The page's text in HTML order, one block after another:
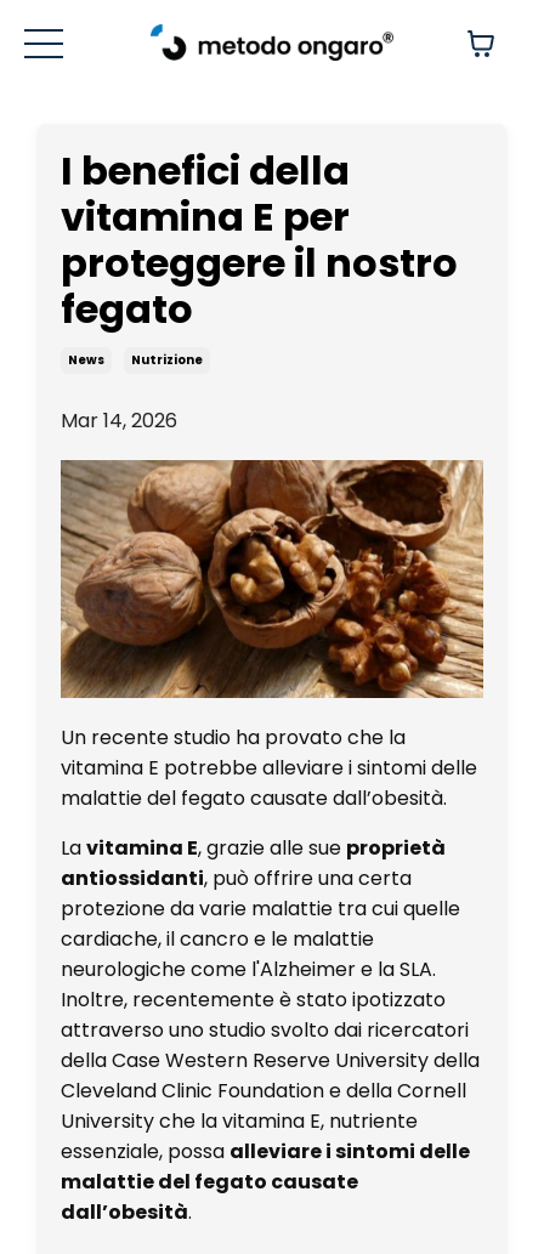
I benefici della
vitamina E per
proteggere il nostro
fegato
News Nutrizione
Mar 14, 2026
Un recente studio ha provato che la
vitamina E potrebbe alleviare i sintomi delle
malattie del fegato causate dall’obesità.
Lavitamina E, grazie alle sue proprietà
antiossidanti, può offrire una certa
protezione da varie malattie tra cui quelle
cardiache, il cancro e le malattie
neurologiche come l'Alzheimer e la SLA.
Inoltre, recentemente è stato ipotizzato
attraverso uno studio svolto dai ricercatori
della Case Western Reserve University della
Cleveland Clinic Foundation e della Cornell
University che la vitamina E, nutriente
essenziale, possa alleviare i sintomi delle
malattie del fegato causate
dall’obesità.